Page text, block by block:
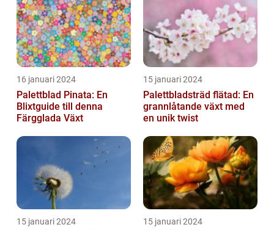
16 januari 2024
Palettblad Pinata: En
Blixtguide till denna
Färgglada Växt
15 januari 2024
Palettbladsträd flätad: En
grannlåtande växt med
en unik twist
15 januari 2024 15 januari 2024